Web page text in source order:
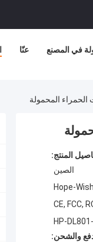
عنّا في المصنع
الحمراء المحمولة
المنتج:
الصين
Hope-Wish
CE, FCC,
والشحن: